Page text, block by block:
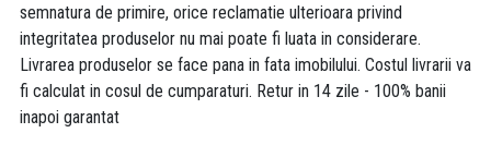
semnatura de primire, orice reclamatie ulterioara privind
integritatea produselor nu mai poate fi luata in considerare.
Livrarea produselor se face pana in fata imobilului. Costul livrarii va
fi calculat in cosul de cumparaturi. Retur in 14 zile - 100% banii
inapoi garantat